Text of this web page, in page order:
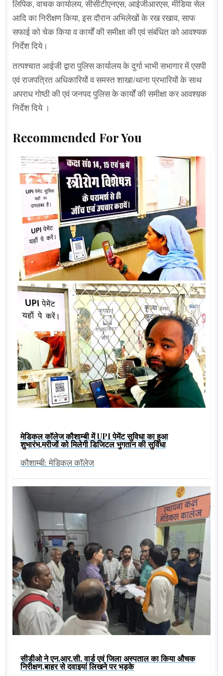
लिपिक, वाचक कार्यालय, सीसीटीएनएस, आईजीआरएस, मीडिया सेल
आदि का निरीक्षण किया, इस दौरान अभिलेखों के रख रखाव, साफ
सफाई को चेक किया व कार्यों की समीक्षा की एवं संबंधित को आवश्यक
निर्देश दिये।
तत्पश्चात आईजी द्वारा पुलिस कार्यालय के दुर्गा भाभी सभागार में एसपी
एवं राजपत्रित अधिकारियों व समस्त शाखा/थाना प्रभारियों के साथ
अपराध गोष्ठी की एवं जनपद पुलिस के कार्यों की समीक्षा कर आवश्य़क
निर्देश दिये ।
Recommended For You
मेडिकल कॉलेज कौशाम्बी में UPI पेमेंट सुविधा का हुआ
शुभारंभ,मरीजों को मिलेगी डिजिटल भुगतान की सुविधा
कौशाम्बी: मेडिकल कॉलेज
सीडीओ ने एन.आर.सी. वार्ड एवं जिला अस्पताल का किया औचक
निरीक्षण,बाहर से दवाइयां लिखने पर भड़के